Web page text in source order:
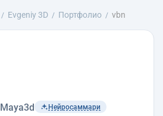
Evgeniy 3D Портфолио vbn
Maya3d Нейросаммари